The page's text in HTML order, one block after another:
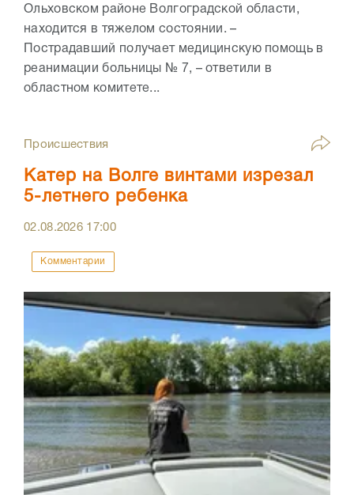
Ольховском районе Волгоградской области,
находится в тяжелом состоянии. –
Пострадавший получает медицинскую помощь в
реанимации больницы № 7, – ответили в
областном комитете...
Происшествия
Катер на Волге винтами изрезал
5-летнего ребенка
02.08.2026 17:00
Комментарии